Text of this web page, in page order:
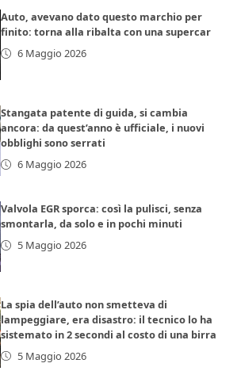
Auto, avevano dato questo marchio per
finito: torna alla ribalta con una supercar
6 Maggio 2026
Stangata patente di guida, si cambia
ancora: da quest’anno è ufficiale, i nuovi
obblighi sono serrati
6 Maggio 2026
Valvola EGR sporca: così la pulisci, senza
smontarla, da solo e in pochi minuti
5 Maggio 2026
La spia dell’auto non smetteva di
lampeggiare, era disastro: il tecnico lo ha
sistemato in 2 secondi al costo di una birra
5 Maggio 2026